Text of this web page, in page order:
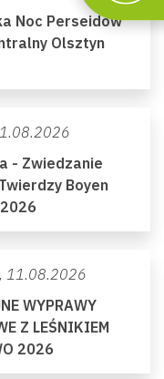
Noc Perseidów
Olsztyn
- Zwiedzanie
Boyen
11.08.2026
WYPRAWY
Z LEŚNIKIEM
2026